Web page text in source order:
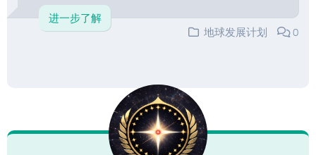
进一步了解
地球发展计划
0